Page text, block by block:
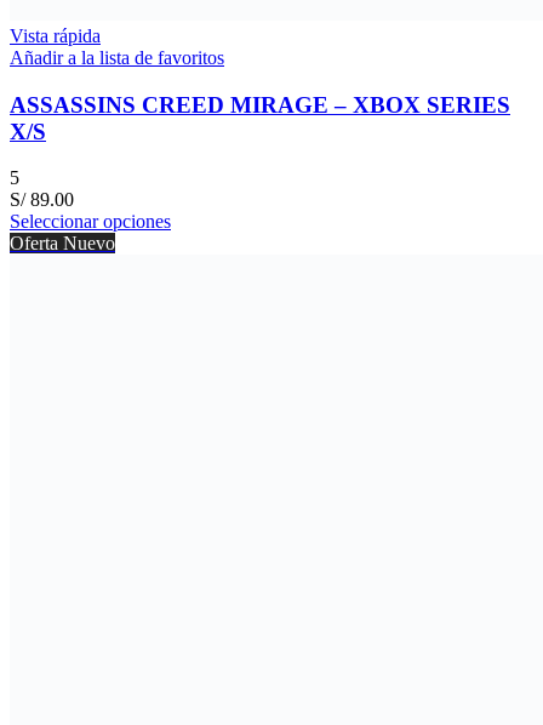
Vista rápida
Añadir a la lista de favoritos
ASSASSINS CREED MIRAGE – XBOX SERIES
X/S
5
S/89.00
Seleccionar opciones
Oferta Nuevo